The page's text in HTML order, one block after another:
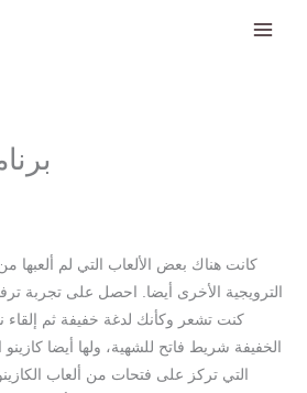
كانت هناك بعض الألعاب التي لم
الترويجية الأخرى أيضا. احصل على تجربة
كنت تشعر وكأنك لدغة خفيفة ثم إلقاء
الخفيفة شريط فاتح للشهية، ولها أيضا
التي تركز على فتحات من ألعاب